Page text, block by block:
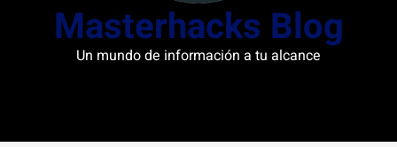
Masterhacks Blog
Un mundo de información a tu alcance